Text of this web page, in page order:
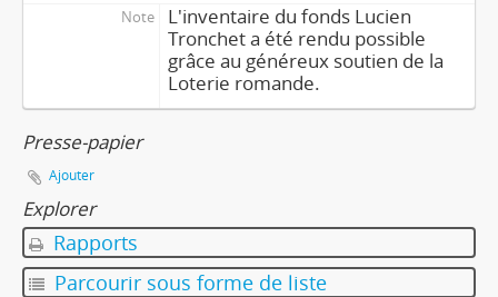
Note
L'inventaire du fonds Lucien
Tronchet a été rendu possible
grâce au généreux soutien de la
Loterie romande.
Presse-papier
Ajouter
Explorer
Rapports
Parcourir sous forme de liste